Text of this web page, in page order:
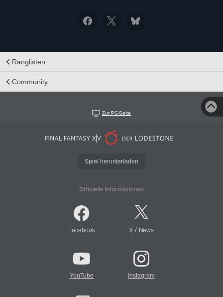
Ranglisten
Community
Zur PC-Seite
Spiel herunterladen
Offizielle Informationen
Facebook X/ News
YouTube Instagram